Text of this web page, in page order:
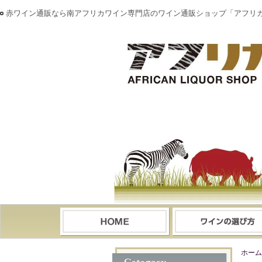
赤ワイン通販なら南アフリカワイン専門店のワイン通販ショップ「アフリ
ホーム